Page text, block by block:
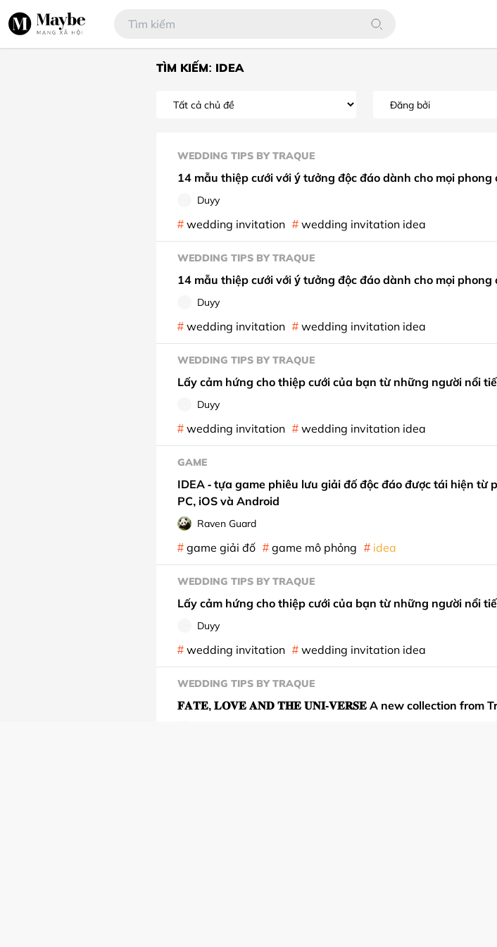
TÌM KIẾM: IDEA
WEDDING TIPS BY TRAQUE
14 mẫu thiệp cưới với ý tưởng độc đáo dành cho mọi phong
Duyy
wedding invitation wedding invitation idea
WEDDING TIPS BY TRAQUE
14 mẫu thiệp cưới với ý tưởng độc đáo dành cho mọi phong
Duyy
wedding invitation wedding invitation idea
WEDDING TIPS BY TRAQUE
Lấy cảm hứng cho thiệp cưới của bạn từ những người nổi
Duyy
wedding invitation wedding invitation idea
GAME
IDEA - tựa game phiêu lưu giải đố độc đáo được tái hiện từ
PC, iOS và Android
Raven Guard
game giải đố game mô phỏng idea
WEDDING TIPS BY TRAQUE
Lấy cảm hứng cho thiệp cưới của bạn từ những người nổi
Duyy
wedding invitation wedding invitation idea
WEDDING TIPS BY TRAQUE
𝐅𝐀𝐓𝐄, 𝐋𝐎𝐕𝐄 𝐀𝐍𝐃 𝐓𝐇𝐄 𝐔𝐍𝐈-𝐕𝐄𝐑𝐒𝐄 A new collection from